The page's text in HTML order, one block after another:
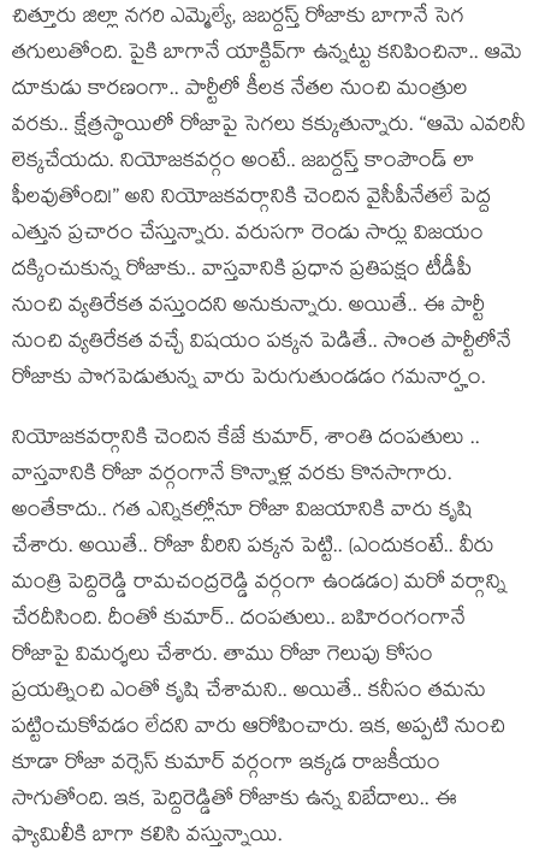
చిత్తూరు జిల్లా న‌గ‌రి ఎమ్మెల్యే, జ‌బ‌ర్దస్త్ రోజాకు బాగానే సెగ
త‌గులుతోంది. పైకి బాగానే యాక్టివ్‌గా ఉన్న‌ట్టు క‌నిపించినా.. ఆమె
దూకుడు కార‌ణంగా.. పార్టీలో కీల‌క నేత‌ల నుంచి మంత్రుల
వ‌ర‌కు.. క్షేత్ర‌స్థాయిలో రోజాపై సెగ‌లు క‌క్కుతున్నారు. “ఆమె ఎవ‌రినీ
లెక్క‌చేయ‌దు. నియోజ‌క‌వ‌ర్గం అంటే.. జ‌బ‌ర్ద‌స్త్ కాంపౌండ్ లా
ఫీల‌వుతోంది!” అని నియోజ‌క‌వ‌ర్గానికి చెందిన వైసీపీనేత‌లే పెద్ద
ఎత్తున ప్ర‌చారం చేస్తున్నారు. వ‌రుస‌గా రెండు సార్లు విజ‌యం
ద‌క్కించుకున్న రోజాకు.. వాస్త‌వానికి ప్ర‌ధాన ప్ర‌తిప‌క్షం టీడీపీ
నుంచి వ్య‌తిరేక‌త వ‌స్తుంద‌ని అనుకున్నారు. అయితే.. ఈ పార్టీ
నుంచి వ్య‌తిరేక‌త వ‌చ్చే విష‌యం ప‌క్క‌న పెడితే.. సొంత పార్టీలోనే
రోజాకు పొగ‌పెడుతున్న వారు పెరుగుతుండ‌డం గ‌మ‌నార్హం.
నియోజ‌క‌వ‌ర్గానికి చెందిన కేజే కుమార్‌, శాంతి దంప‌తులు ..
వాస్త‌వానికి రోజా వ‌ర్గంగానే కొన్నాళ్ల వ‌ర‌కు కొన‌సాగారు.
అంతేకాదు.. గ‌త ఎన్నిక‌ల్లోనూ రోజా విజ‌యానికి వారు కృషి
చేశారు. అయితే.. రోజా వీరిని ప‌క్క‌న పెట్టి.. (ఎందుకంటే.. వీరు
మంత్రి పెద్దిరెడ్డి రామ‌చంద్ర‌రెడ్డి వ‌ర్గంగా ఉండ‌డం) మ‌రో వ‌ర్గాన్ని
చేర‌దీసింది. దీంతో కుమార్‌.. దంప‌తులు.. బ‌హిరంగంగానే
రోజాపై విమ‌ర్శ‌లు చేశారు. తాము రోజా గెలుపు కోసం
ప్ర‌య‌త్నించి ఎంతో కృషి చేశామ‌ని.. అయితే.. క‌నీసం త‌మ‌ను
ప‌ట్టించుకోవ‌డం లేద‌ని వారు ఆరోపించారు. ఇక‌, అప్ప‌టి నుంచి
కూడా రోజా వ‌ర్సెస్ కుమార్ వ‌ర్గంగా ఇక్క‌డ రాజ‌కీయం
సాగుతోంది. ఇక‌, పెద్దిరెడ్డితో రోజాకు ఉన్న విబేదాలు.. ఈ
ఫ్యామిలీకి బాగా క‌లిసి వ‌స్తున్నాయి.